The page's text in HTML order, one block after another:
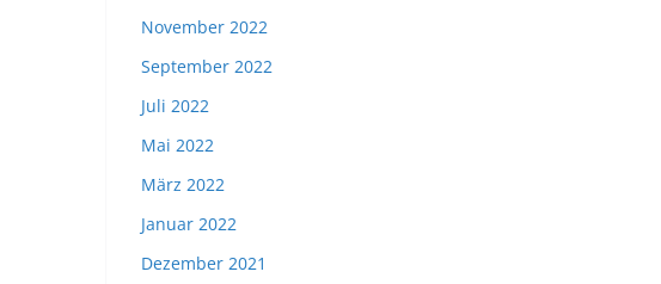
November 2022
September 2022
Juli 2022
Mai 2022
März 2022
Januar 2022
Dezember 2021